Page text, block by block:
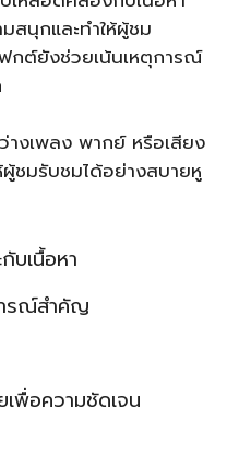
สนุกและทำให้ผู้ชม
กต์ยังช่วยเน้นเหตุการณ์
างเพลง พากย์ หรือเสียง
ชมรับชมได้อย่างสบายหู
บเนื้อหา
ารณ์สำคัญ
พื่อความชัดเจน